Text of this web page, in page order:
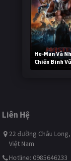
He-Man Và
Chiến Binh
241,762
Liên Hệ
22 đường Châu
Việt Nam
Hotline: 0985646233